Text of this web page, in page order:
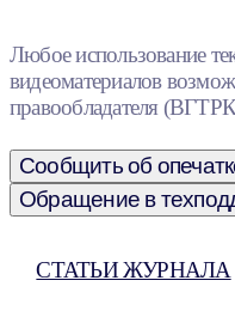
Любое использование
видеоматериалов
правообладателя
Сообщить об
Обращение в
СТАТЬИ ЖУРНАЛА